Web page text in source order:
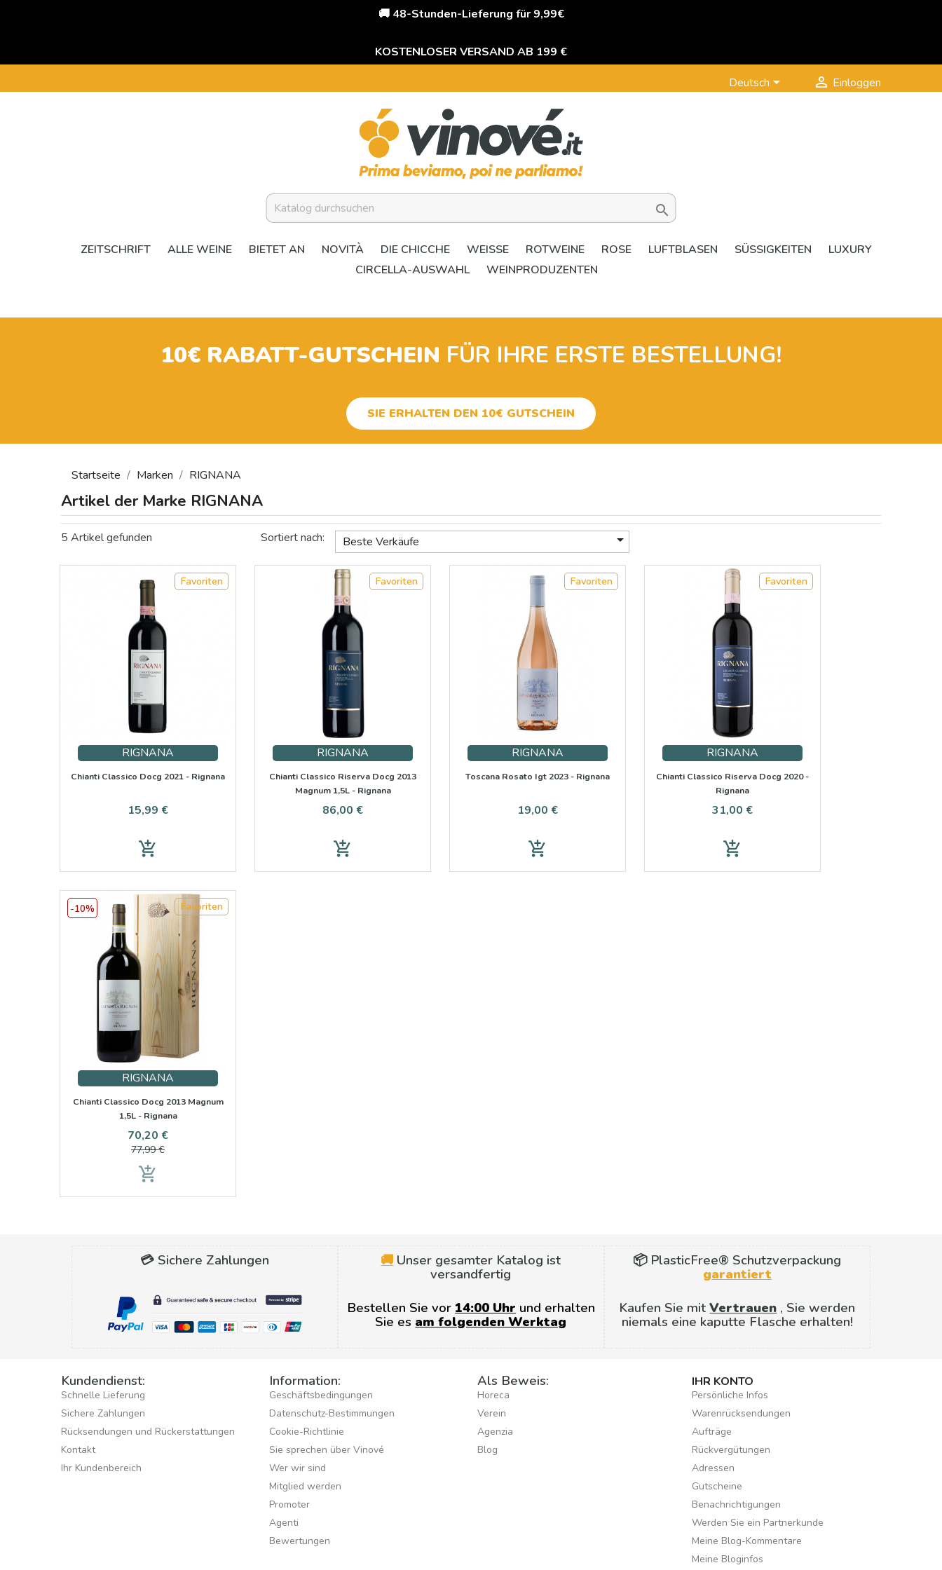
🚚 48-Stunden-Lieferung für 9,99€
KOSTENLOSER VERSAND AB 199 €
Deutsch  Einloggen

ZEITSCHRIFT ALLE WEINE BIETET AN NOVITÀ DIE CHICCHE WEISSE ROTWEINE ROSE LUFTBLASEN SÜSSIGKEITEN
LUXURY
CIRCELLA-AUSWAHL
WEINPRODUZENTEN
10€ RABATT-GUTSCHEIN FÜR IHRE ERSTE BESTELLUNG!
SIE ERHALTEN DEN 10€ GUTSCHEIN
Startseite Marken RIGNANA
Artikel der Marke RIGNANA
5 Artikel gefunden Sortiert nach: Beste Verkäufe 
RIGNANA
Chianti Classico Docg 2021 - Rignana
Preis
15,99 €
Favoriten
add_shopping_cart
RIGNANA
Chianti Classico Riserva Docg 2013
Magnum 1,5L - Rignana
Preis
86,00 €
Favoriten
add_shopping_cart
RIGNANA
Toscana Rosato Igt 2023 - Rignana
Preis
19,00 €
Favoriten
add_shopping_cart
RIGNANA
Chianti Classico Riserva Docg 2020 -
Rignana
Preis
31,00 €
Favoriten
add_shopping_cart
RIGNANA
Chianti Classico Docg 2013 Magnum
1,5L - Rignana
Preis
70,20 €Verkaufspreis
77,99 €
Favoriten
add_shopping_cart
-10%
💳 Sichere Zahlungen 🚚 Unser gesamter Katalog ist
versandfertig
Bestellen Sie vor 14:00 Uhr und erhalten
Sie es am folgenden Werktag
📦 PlasticFree® Schutzverpackung
garantiert
Kaufen Sie mitVertrauen , Sie werden
niemals eine kaputte Flasche erhalten!
Kundendienst:
Schnelle Lieferung
Sichere Zahlungen
Rücksendungen und Rückerstattungen
Kontakt
Ihr Kundenbereich
Information:
Geschäftsbedingungen
Datenschutz-Bestimmungen
Cookie-Richtlinie
Sie sprechen über Vinové
Wer wir sind
Mitglied werden
Promoter
Agenti
Bewertungen
Als Beweis:
Horeca
Verein
Agenzia
Blog
IHR KONTO
Persönliche Infos
Warenrücksendungen
Aufträge
Rückvergütungen
Adressen
Gutscheine
Benachrichtigungen
Werden Sie ein Partnerkunde
Meine Blog-Kommentare
Meine Bloginfos